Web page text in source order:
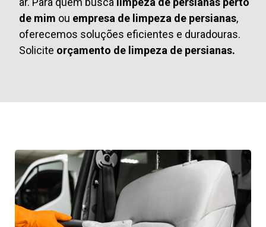
de mim ou empresa de limpeza de persianas,
oferecemos soluções eficientes e duradouras.
Solicite orçamento de limpeza de persianas.